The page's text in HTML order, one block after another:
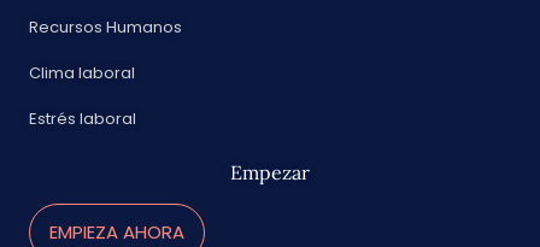
Recursos Humanos
Clima laboral
Estrés laboral
Empezar
EMPIEZA AHORA